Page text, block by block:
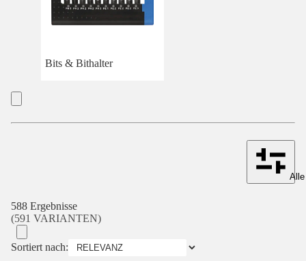
Bits & Bithalter
588 Ergebnisse
(591 VARIANTEN)
Sortiert nach: